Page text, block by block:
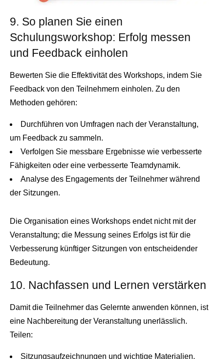
9. So planen Sie einen
Schulungsworkshop: Erfolg messen
und Feedback einholen
Bewerten Sie die Effektivität des Workshops, indem Sie
Feedback von den Teilnehmern einholen. Zu den
Methoden gehören:
Durchführen von Umfragen nach der Veranstaltung,
um Feedback zu sammeln.
Verfolgen Sie messbare Ergebnisse wie verbesserte
Fähigkeiten oder eine verbesserte Teamdynamik.
Analyse des Engagements der Teilnehmer während
der Sitzungen.
Die Organisation eines Workshops endet nicht mit der
Veranstaltung; die Messung seines Erfolgs ist für die
Verbesserung künftiger Sitzungen von entscheidender
Bedeutung.
10. Nachfassen und Lernen verstärken
Damit die Teilnehmer das Gelernte anwenden können, ist
eine Nachbereitung der Veranstaltung unerlässlich.
Teilen:
Sitzungsaufzeichnungen und wichtige Materialien.